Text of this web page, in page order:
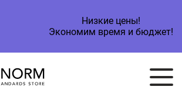
Низкие цены!
Экономим время и бюджет!